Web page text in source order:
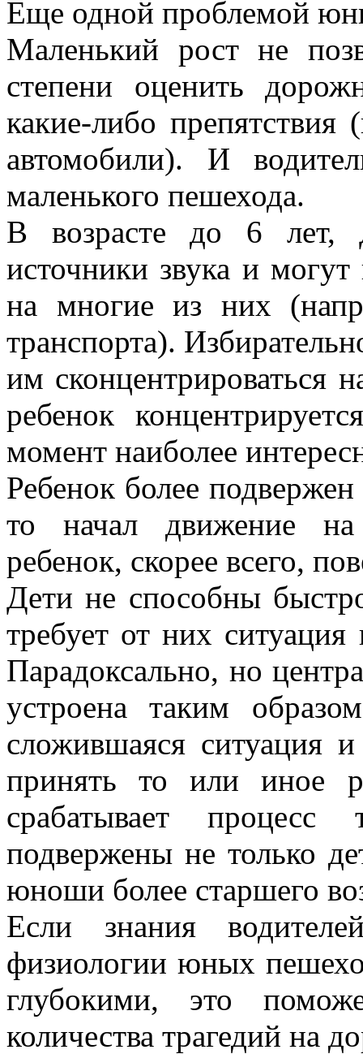
Еще одной проблемой
Маленький рост не
степени оценить
какие-либо
автомобили). И
маленького пешехода.
В возрасте до 6 лет,
источники звука и
на многие из них
транспорта).
им сконцентрироваться
ребенок
момент наиболее
Ребенок более
то начал движение на
ребенок, скорее всего,
Дети не способны
требует от них
Парадоксально, но
устроена таким
сложившаяся ситуация
принять то или иное
срабатывает
подвержены не только
юноши более старшего
Если знания
физиологии юных
глубокими, это
количества трагедий на